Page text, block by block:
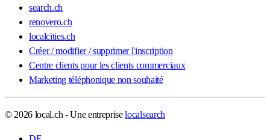
search.ch
renovero.ch
localcities.ch
Créer / modifier / supprimer l'inscription
Centre clients pour les clients commerciaux
Marketing téléphonique non souhaité
© 2026 local.ch - Une entrepriselocalsearch